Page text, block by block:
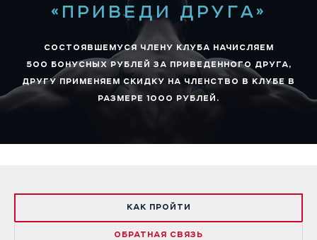
«ПРИВЕДИ ДРУГА»
СОСТОЯВШЕМУСЯ ЧЛЕНУ КЛУБА НАЧИСЛЯЕМ
500 БОНУСНЫХ РУБЛЕЙ ЗА ПРИВЕДЕННОГО ДРУГА,
ДРУГУ ПРИМЕНЯЕМ СКИДКУ НА ЧЛЕНСТВО В КЛУБЕ В
РАЗМЕРЕ 1000 РУБЛЕЙ.
КАК ПРОЙТИ
ОБРАТНАЯ СВЯЗЬ